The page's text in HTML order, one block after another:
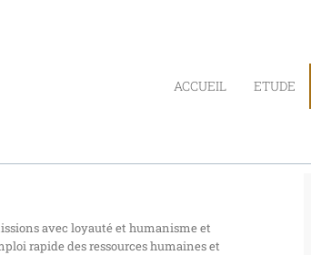
ACCUEIL ETUDE
avec loyauté et humanisme et
rapide des ressources humaines et